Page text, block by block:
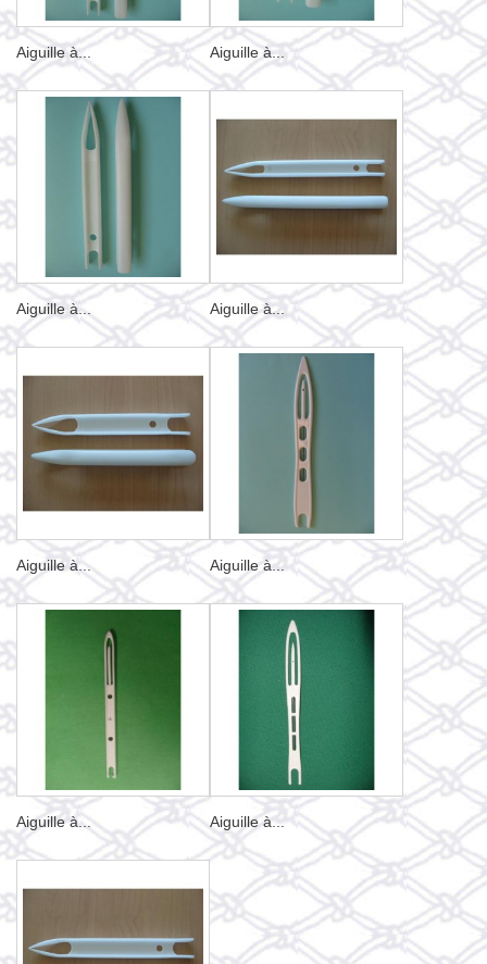
Aiguille à... Aiguille à...
Aiguille à... Aiguille à...
Aiguille à... Aiguille à...
Aiguille à... Aiguille à...